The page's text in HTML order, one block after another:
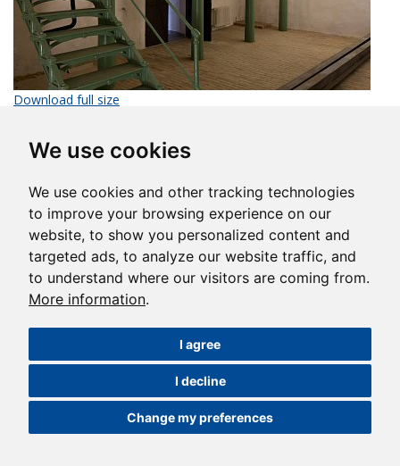
We use cookies
We use cookies and other tracking technologies
to improve your browsing experience on our
website, to show you personalized content and
targeted ads, to analyze our website traffic, and
to understand where our visitors are coming from.
More information.
I agree
I decline
Change my preferences
Download full size
Download full size